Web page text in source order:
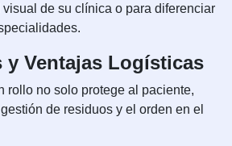
de su clínica o para diferenciar
y Ventajas Logísticas
rollo no solo protege al paciente,
de residuos y el orden en el